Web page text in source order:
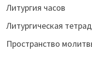
Литургия часов
Литургическая
Пространство